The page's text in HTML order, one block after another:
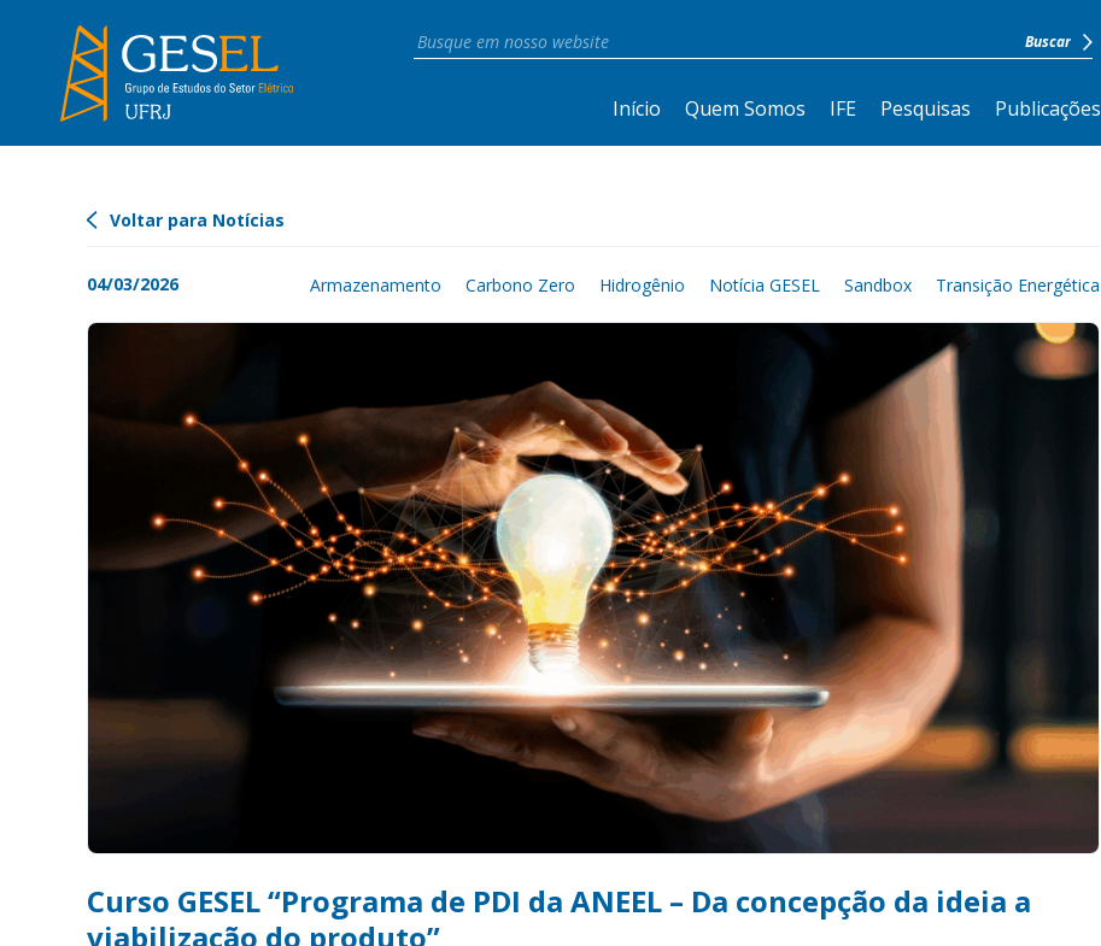
Início Quem Somos IFE Pesquisas Publicações
Voltar para Notícias
04/03/2026 Armazenamento Carbono Zero Hidrogênio Notícia GESEL Sandbox Transição Energética
Curso GESEL “Programa de PDI da ANEEL – Da concepção da ideia a
viabilização do produto”